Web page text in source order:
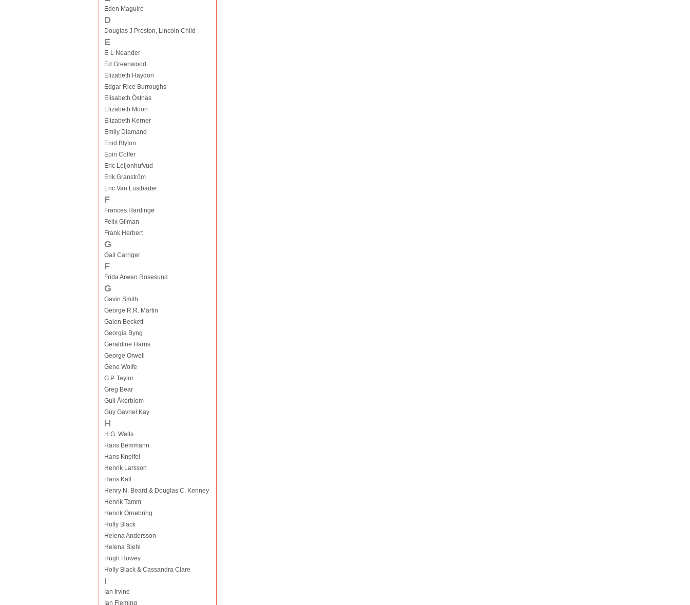
Eden Maguire
D
Douglas J Preston, Lincoln Child
E
E-L Neander
Ed Greenwood
Elizabeth Haydon
Edgar Rice Burroughs
Elisabeth Östnäs
Elizabeth Moon
Elizabeth Kerner
Emily Diamand
Enid Blyton
Eoin Colfer
Eric Leijonhufvud
Erik Granström
Eric Van Lustbader
F
Frances Hardinge
Felix Gilman
Frank Herbert
G
Gail Carriger
F
Frida Arwen Rosesund
G
Gavin Smith
George R.R. Martin
Galen Beckett
Georgia Byng
Geraldine Harris
George Orwell
Gene Wolfe
G.P. Taylor
Greg Bear
Gull Åkerblom
Guy Gavriel Kay
H
H.G. Wells
Hans Bemmann
Hans Kneifel
Henrik Larsson
Hans Käll
Henry N. Beard & Douglas C. Kenney
Henrik Tamm
Henrik Örnebring
Holly Black
Helena Andersson
Helena Biehl
Hugh Howey
Holly Black & Cassandra Clare
I
Ian Irvine
Ian Fleming